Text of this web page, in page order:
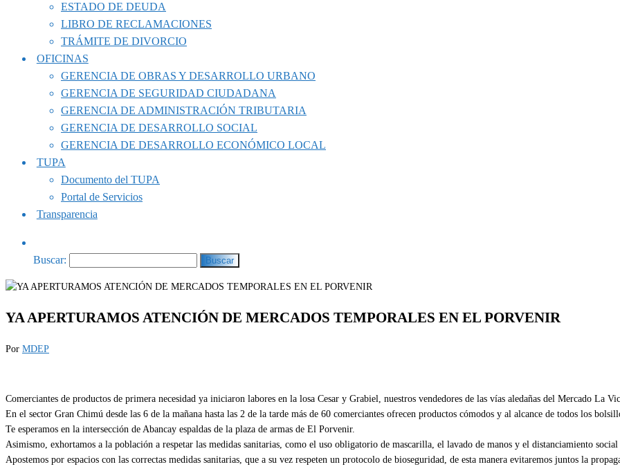
ESTADO DE DEUDA
LIBRO DE RECLAMACIONES
TRÁMITE DE DIVORCIO
OFICINAS
GERENCIA DE OBRAS Y DESARROLLO URBANO
GERENCIA DE SEGURIDAD CIUDADANA
GERENCIA DE ADMINISTRACIÓN TRIBUTARIA
GERENCIA DE DESARROLLO SOCIAL
GERENCIA DE DESARROLLO ECONÓMICO LOCAL
TUPA
Documento del TUPA
Portal de Servicios
Transparencia
Buscar:
YA APERTURAMOS ATENCIÓN DE MERCADOS TEMPORALES EN EL PORVENIR
Por MDEP
Comerciantes de productos de primera necesidad ya iniciaron labores en la losa Cesar y Grabiel, nuestros vendedores de las vías aledañas del Mercado La
En el sector Gran Chimú desde las 6 de la mañana hasta las 2 de la tarde más de 60 comerciantes ofrecen productos cómodos y al alcance de todos los
Te esperamos en la intersección de Abancay espaldas de la plaza de armas de El Porvenir.
Asimismo, exhortamos a la población a respetar las medidas sanitarias, como el uso obligatorio de mascarilla, el lavado de manos y el distanciamiento
Apostemos por espacios con las correctas medidas sanitarias, que a su vez respeten un protocolo de bioseguridad, de esta manera evitaremos juntos la